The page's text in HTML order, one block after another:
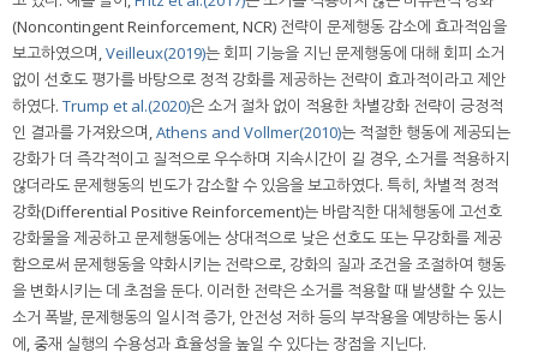
(Noncontingent Reinforcement, NCR) 전략이 문제행동 감소에 효과적임을
보고하였으며, Veilleux(2019)는 회피 기능을 지닌 문제행동에 대해 회피 소거
없이 선호도 평가를 바탕으로 정적 강화를 제공하는 전략이 효과적이라고 제안
하였다. Trump et al.(2020)은 소거 절차 없이 적용한 차별강화 전략이 긍정적
인 결과를 가져왔으며, Athens and Vollmer(2010)는 적절한 행동에 제공되는
강화가 더 즉각적이고 질적으로 우수하며 지속시간이 길 경우, 소거를 적용하지
않더라도 문제행동의 빈도가 감소할 수 있음을 보고하였다. 특히, 차별적 정적
강화(Differential Positive Reinforcement)는 바람직한 대체행동에 고선호
강화물을 제공하고 문제행동에는 상대적으로 낮은 선호도 또는 무강화를 제공
함으로써 문제행동을 약화시키는 전략으로, 강화의 질과 조건을 조절하여 행동
을 변화시키는 데 초점을 둔다. 이러한 전략은 소거를 적용할 때 발생할 수 있는
소거 폭발, 문제행동의 일시적 증가, 안전성 저하 등의 부작용을 예방하는 동시
에, 중재 실행의 수용성과 효율성을 높일 수 있다는 장점을 지닌다.